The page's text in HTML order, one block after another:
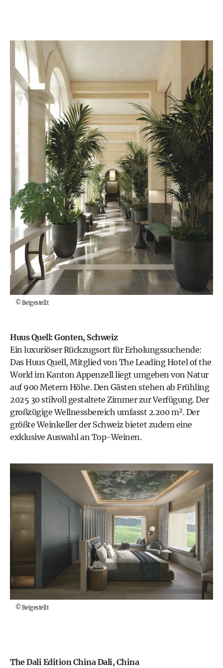
©Beigestellt
Huus Quell: Gonten, Schweiz
Ein luxuriöser Rückzugsort für Erholungssuchende:
Das Huus Quell, Mitglied von The Leading Hotel of the
World im Kanton Appenzell liegt umgeben von Natur
auf 900 Metern Höhe. Den Gästen stehen ab Frühling
2025 30 stilvoll gestaltete Zimmer zur Verfügung. Der
großzügige Wellnessbereich umfasst 2.200 m². Der
größte Weinkeller der Schweiz bietet zudem eine
exklusive Auswahl an Top-Weinen.
©Beigestellt
The Dali Edition China Dali, China